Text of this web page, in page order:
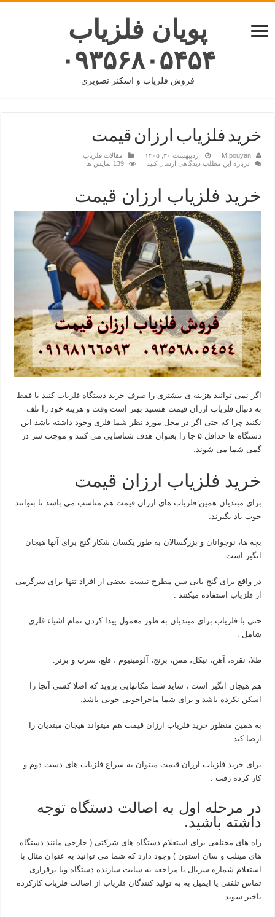
پویان فلزیاب
۰۹۳۵۶۸۰۵۴۵۴
فروش فلزیاب و اسکنر تصویری
خرید فلزیاب ارزان قیمت
M pouyan اردیبهشت ۳۰, ۱۴۰۵
مقالات فلزیاب
درباره این مطلب دیدگاهی ارسال کنید
139 نمایش ها
خرید فلزیاب ارزان قیمت
اگر نمی توانید هزینه ی بیشتری را صرف خرید دستگاهفلزیاب کنید یا فقط
به دنبال فلزیاب ارزان قیمت هستید بهتر است وقت و هزینه خود را تلف
نکنید چرا که حتی اگر در محل مورد نظر شما فلزی وجود داشته باشد این
دستگاه ها حداقل ۵ جا را بعنوان هدف شناسایی می کنند و موجب سر در
گمی شما می شوند.
خرید فلزیاب ارزان قیمت
برای مبتدیان همین فلزیاب های ارزان قیمت هم مناسب می باشد تا بتوانند
خوب یاد بگیرند.
بچه ها، نوجوانان و بزرگسالان به طور یکسان شکار گنج برای آنها هیجان
انگیز است.
در واقع برای گنج یابی سن مطرح نیست بعضی از افراد تنها برای سرگرمی
ازفلزیاب استفاده میکنند .
حتی با فلزیاب برای مبتدیان به طور معمول پیدا کردن تمام اشیاء فلزی.
شامل :
طلا، نقره، آهن، نیکل، مس، برنج، آلومینیوم ، قلع، سرب و برنز.
هم هیجان انگیز است ، شاید شما مکانهایی بروید که اصلا کسی آنجا را
اسکن نکرده باشد و برای شما ماجراجویی خوبی باشد.
به همین منظور خرید فلزیاب ارزان قیمت هم میتواند هیجان مبتدیان را
ارضا کند.
برای خرید فلزیاب ارزان قیمت میتوان به سراغ فلزیاب های دست دوم و
کار کرده رفت .
در مرحله اول به اصالت دستگاه توجه
داشته باشید.
راه های مختلفی برای استعلام دستگاه های شرکتی ( خارجی مانند دستگاه
های مینلب و سان استون ) وجود دارد که شما می توانید به عنوان مثال با
استعلام شماره سریال یا مراجعه به سایت سازنده دستگاه ویا برقراری
تماس تلفنی یا ایمیل به به تولید کنندگانفلزیاب از اصالت فلزیاب کارکرده
باخبر شوید.